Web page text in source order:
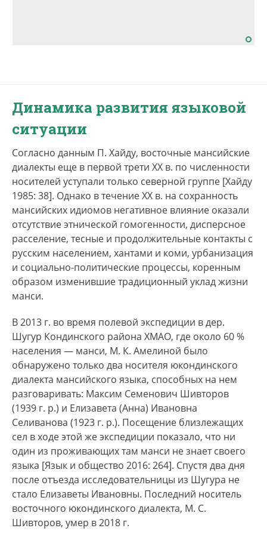
Динамика развития языковой
ситуации
Согласно данным П. Хайду, восточные мансийские
диалекты еще в первой трети XX в. по численности
носителей уступали только северной группе [Хайду
1985: 38]. Однако в течение XX в. на сохранность
мансийских идиомов негативное влияние оказали
отсутствие этнической гомогенности, дисперсное
расселение, тесные и продолжительные контакты с
русским населением, хантами и коми, урбанизация
и социально-политические процессы, коренным
образом изменившие традиционный уклад жизни
манси.
В 2013 г. во время полевой экспедиции в дер.
Шугур Кондинского района ХМАО, где около 60 %
населения — манси, М. К. Амелиной было
обнаружено только два носителя юкондинского
диалекта мансийского языка, способных на нем
разговаривать: Максим Семенович Шивторов
(1939 г. р.) и Елизавета (Анна) Ивановна
Селиванова (1923 г. р.). Посещение близлежащих
сел в ходе этой же экспедиции показало, что ни
один из проживающих там манси не знает своего
языка [Язык и общество 2016: 264]. Спустя два дня
после отъезда исследовательницы из Шугура не
стало Елизаветы Ивановны. Последний носитель
восточного юкондинского диалекта, М. С.
Шивторов, умер в 2018 г.